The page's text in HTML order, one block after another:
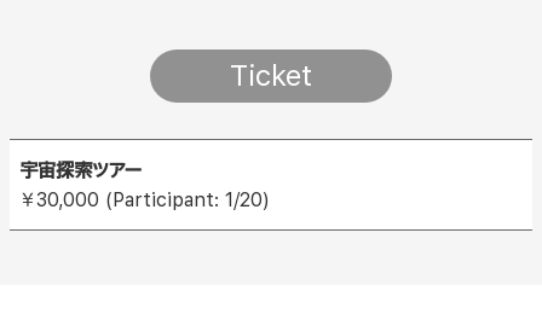
Ticket
宇宙探索ツアー
￥30,000 (Participant: 1/20)